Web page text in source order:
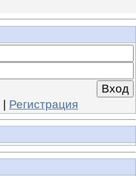
| Регистрация